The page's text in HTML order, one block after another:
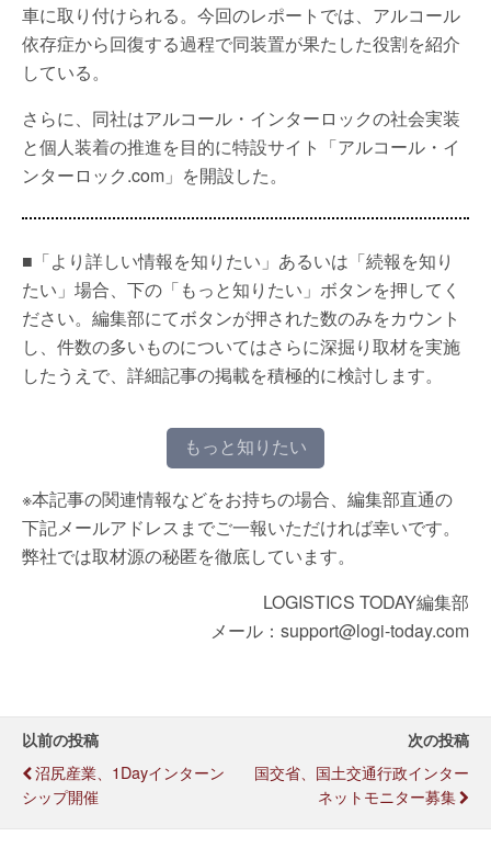
車に取り付けられる。今回のレポートでは、アルコール
依存症から回復する過程で同装置が果たした役割を紹介
している。
さらに、同社はアルコール・インターロックの社会実装
と個人装着の推進を目的に特設サイト「アルコール・イ
ンターロック.com」を開設した。
■「より詳しい情報を知りたい」あるいは「続報を知り
たい」場合、下の「もっと知りたい」ボタンを押してく
ださい。編集部にてボタンが押された数のみをカウント
し、件数の多いものについてはさらに深掘り取材を実施
したうえで、詳細記事の掲載を積極的に検討します。
もっと知りたい
※本記事の関連情報などをお持ちの場合、編集部直通の
下記メールアドレスまでご一報いただければ幸いです。
弊社では取材源の秘匿を徹底しています。
LOGISTICS TODAY編集部
メール：support@logi-today.com
以前の投稿
沼尻産業、1Dayインターン
シップ開催
次の投稿
国交省、国土交通行政インター
ネットモニター募集